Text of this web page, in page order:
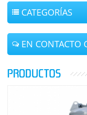
CATEGORÍAS
EN CONTACTO
PRODUCTOS